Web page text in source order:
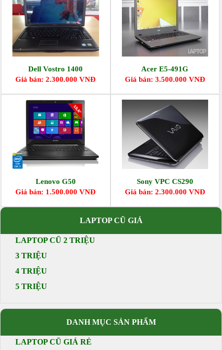
Dell Vostro 1400
Giá bán: 2.300.000 VNĐ
Acer E5-491G
Giá bán: 3.500.000 VNĐ
Lenovo G50
Giá bán: 1.500.000 VNĐ
Sony VPC CS290
Giá bán: 2.300.000 VNĐ
LAPTOP CŨ GIÁ
LAPTOP CŨ 2 TRIỆU
3 TRIỆU
4 TRIỆU
5 TRIỆU
DANH MỤC SẢN PHẨM
LAPTOP CŨ GIÁ RẺ